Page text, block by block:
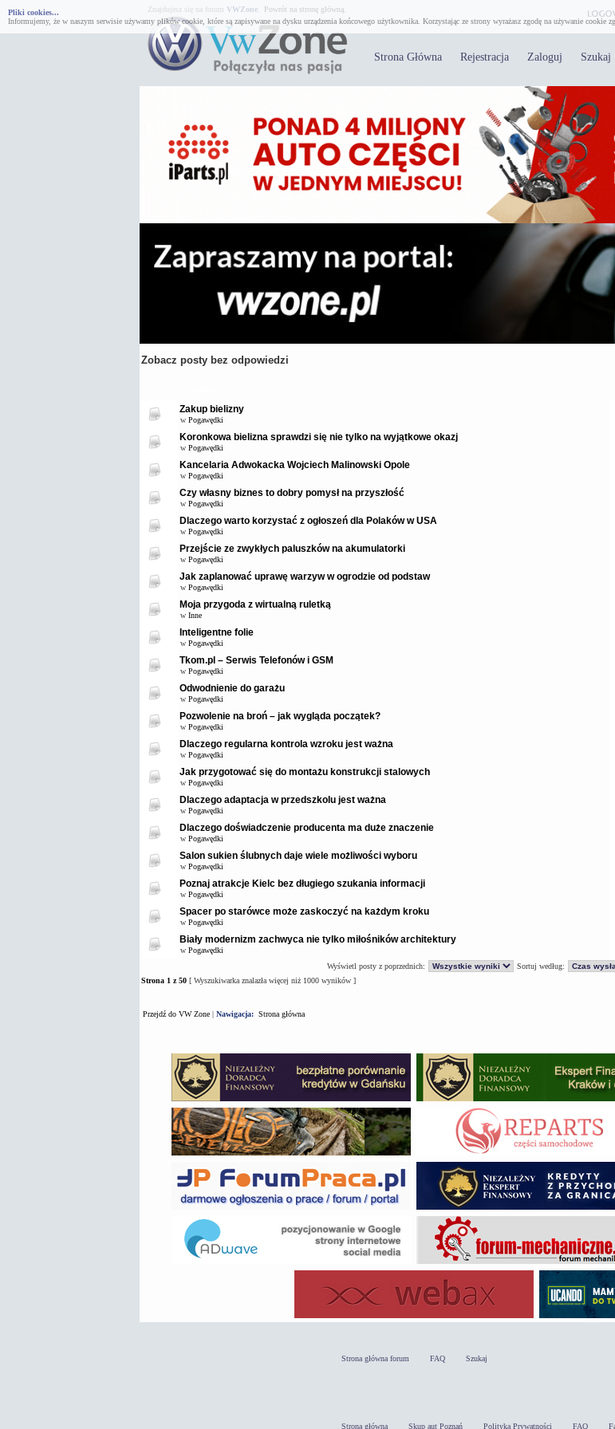
Pliki cookies...
Informujemy, że w naszym serwisie używamy plików cookie, które są zapisywane na dysku urządzenia końcowego użytkownika. Korzystając ze strony wyrażasz zgodę na używanie cookie
Znajdujesz się na forum VWZone. Powrót na stronę główną.
Strona Główna Rejestracja Zaloguj Szukaj
Zobacz posty bez odpowiedzi
Zakup bielizny
w Pogawędki
Koronkowa bielizna sprawdzi się nie tylko na wyjątkowe okazj
w Pogawędki
Kancelaria Adwokacka Wojciech Malinowski Opole
w Pogawędki
Czy własny biznes to dobry pomysł na przyszłość
w Pogawędki
Dlaczego warto korzystać z ogłoszeń dla Polaków w USA
w Pogawędki
Przejście ze zwykłych paluszków na akumulatorki
w Pogawędki
Jak zaplanować uprawę warzyw w ogrodzie od podstaw
w Pogawędki
Moja przygoda z wirtualną ruletką
w Inne
Inteligentne folie
w Pogawędki
Tkom.pl – Serwis Telefonów i GSM
w Pogawędki
Odwodnienie do garażu
w Pogawędki
Pozwolenie na broń – jak wygląda początek?
w Pogawędki
Dlaczego regularna kontrola wzroku jest ważna
w Pogawędki
Jak przygotować się do montażu konstrukcji stalowych
w Pogawędki
Dlaczego adaptacja w przedszkolu jest ważna
w Pogawędki
Dlaczego doświadczenie producenta ma duże znaczenie
w Pogawędki
Salon sukien ślubnych daje wiele możliwości wyboru
w Pogawędki
Poznaj atrakcje Kielc bez długiego szukania informacji
w Pogawędki
Spacer po starówce może zaskoczyć na każdym kroku
w Pogawędki
Biały modernizm zachwyca nie tylko miłośników architektury
w Pogawędki
Wyświetl posty z poprzednich:
Sortuj według:
Strona 1 z50[ Wyszukiwarka znalazła więcej niż 1000 wyników ]
Przejdź do VW Zone| Nawigacja: Strona główna
Strona główna forum FAQ Szukaj
Strona główna Skup aut Poznań Polityka Prywatności FAQ